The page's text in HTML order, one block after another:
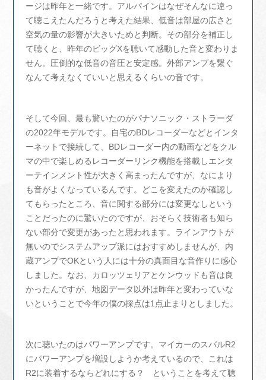
ージは昨年と一緒です。アルパインはなぜそんなに違っ
て聴こえたんだろうと考えた結果、低音は部屋の広さと
空気の量の影響が大きいためと判断。その部分を補正し
て聴くと、昨年のビッグXを聴いて感動した音と変わりま
せん。圧倒的な低音の音圧と安定感。外部アンプを繋ぐ
なんて考えなくていいと思えるくらいの音です。
そして今回、最も驚いたのがパナソニック・ストラーダ
の2022年モデルです。自宅のBDレコーダーなどとインタ
ーネットで接続して、BDレコーダー内の動画などをクル
マの中で楽しめるレコーダーリンク機能を搭載しエンタ
ーテインメント性が大きく高まったんですが、なにより
も音がよくなっているんです。どこを変えたのか確認し
てもらったところ、音に関する部分には変更なしという
ことだったのに驚いたのですが、おそらく技術者も知ら
ない部分で変更があったと思われます。ラインアウトが
無いのでシステムアップ派にはおすすめしませんが、内
蔵アンプでOKという人には十分の真面目な音作りに感心
しました。なお、カロッツェリアとケンウッドも音は良
かったんですが、地図データ以外は昨年と変わっていな
いということで今年の僕の採点は1点止まりとしました。
次に聴いたのはパワーアンプです。マイカーのスバルR2
にパワーアンプを増設しようか考えているので、これは
R2に装着するならどれにする？ ということを考えて聴